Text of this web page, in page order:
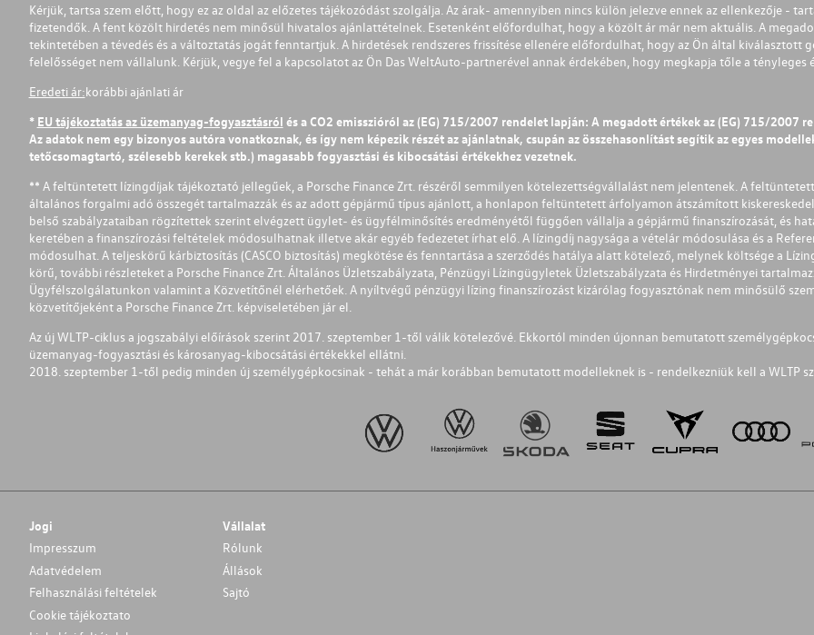
Kérjük, tartsa szem előtt, hogy ez az oldal az előzetes tájékozódást szolgálja. Az árak- amennyiben nincs külön jelezve ennek az ellenkezője -
fizetendők. A fent közölt hirdetés nem minősül hivatalos ajánlattételnek. Esetenként előfordulhat, hogy a közölt ár már nem aktuális. A
tekintetében a tévedés és a változtatás jogát fenntartjuk. A hirdetések rendszeres frissítése ellenére előfordulhat, hogy az Ön által kiválasztott
felelősséget nem vállalunk. Kérjük, vegye fel a kapcsolatot az Ön Das WeltAuto-partnerével annak érdekében, hogy megkapja tőle a tényleges
Eredeti ár:korábbi ajánlati ár
* EU tájékoztatás az üzemanyag-fogyasztásról és a CO2 emisszióról az (EG) 715/2007 rendelet lapján: A megadott értékek az (EG) 715/
Az adatok nem egy bizonyos autóra vonatkoznak, és így nem képezik részét az ajánlatnak, csupán az összehasonlítást segítik az egyes
tetőcsomagtartó, szélesebb kerekek stb.) magasabb fogyasztási és kibocsátási értékekhez vezetnek.
** A feltüntetett lízingdíjak tájékoztató jellegűek, a Porsche Finance Zrt. részéről semmilyen kötelezettségvállalást nem jelentenek. A
általános forgalmi adó összegét tartalmazzák és az adott gépjármű típus ajánlott, a honlapon feltüntetett árfolyamon átszámított
belső szabályzataiban rögzítettek szerint elvégzett ügylet- és ügyfélminősítés eredményétől függően vállalja a gépjármű finanszírozását, és
keretében a finanszírozási feltételek módosulhatnak illetve akár egyéb fedezetet írhat elő. A lízingdíj nagysága a vételár módosulása és a
módosulhat. A teljeskörű kárbiztosítás (CASCO biztosítás) megkötése és fenntartása a szerződés hatálya alatt kötelező, melynek költsége a
körű, további részleteket a Porsche Finance Zrt. Általános Üzletszabályzata, Pénzügyi Lízingügyletek Üzletszabályzata és Hirdetményei
Ügyfélszolgálatunkon valamint a Közvetítőnél elérhetőek. A nyíltvégű pénzügyi lízing finanszírozást kizárólag fogyasztónak nem minősülő
közvetítőjeként a Porsche Finance Zrt. képviseletében jár el.
Az új WLTP-ciklus a jogszabályi előírások szerint 2017. szeptember 1-től válik kötelezővé. Ekkortól minden újonnan bemutatott
üzemanyag-fogyasztási és károsanyag-kibocsátási értékekkel ellátni.
2018. szeptember 1-től pedig minden új személygépkocsinak - tehát a már korábban bemutatott modelleknek is - rendelkezniük kell a WLTP
Jogi
Impresszum
Adatvédelem
Felhasználási feltételek
Cookie tájékoztato
Vállalat
Rólunk
Állások
Sajtó